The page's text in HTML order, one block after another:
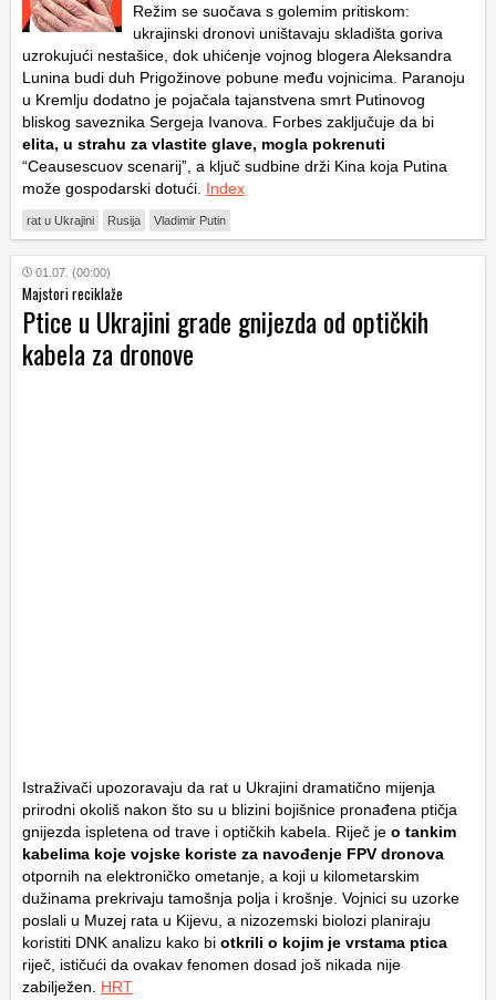
Režim se suočava s golemim pritiskom:
ukrajinski dronovi uništavaju skladišta goriva
uzrokujući nestašice, dok uhićenje vojnog blogera Aleksandra
Lunina budi duh Prigožinove pobune među vojnicima. Paranoju
u Kremlju dodatno je pojačala tajanstvena smrt Putinovog
bliskog saveznika Sergeja Ivanova. Forbes zaključuje da bi
elita, u strahu za vlastite glave, mogla pokrenuti
“Ceausescuov scenarij”, a ključ sudbine drži Kina koja Putina
može gospodarski dotući. Index
rat u Ukrajini Rusija Vladimir Putin
01.07. (00:00)
Majstori reciklaže
Ptice u Ukrajini grade gnijezda od optičkih
kabela za dronove
Istraživači upozoravaju da rat u Ukrajini dramatično mijenja
prirodni okoliš nakon što su u blizini bojišnice pronađena ptičja
gnijezda ispletena od trave i optičkih kabela. Riječ je o tankim
kabelima koje vojske koriste za navođenje FPV dronova
otpornih na elektroničko ometanje, a koji u kilometarskim
dužinama prekrivaju tamošnja polja i krošnje. Vojnici su uzorke
poslali u Muzej rata u Kijevu, a nizozemski biolozi planiraju
koristiti DNK analizu kako bi otkrili o kojim je vrstama ptica
riječ, ističući da ovakav fenomen dosad još nikada nije
zabilježen. HRT